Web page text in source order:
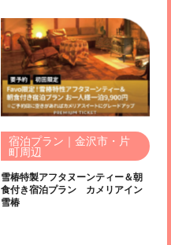
宿泊プラン｜金沢市・片
町周辺
雪椿特製アフタヌーンティー＆朝
食付き宿泊プラン カメリアイン
雪椿